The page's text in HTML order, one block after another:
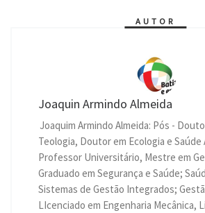
AUTOR
Joaquin Armindo Almeida
Joaquim Armindo Almeida: Pós -
Teologia, Doutor em Ecologia e Saúde
Professor Universitário, Mestre em
Graduado em Segurança e Saúde;
Sistemas de Gestão Integrados;
LIcenciado em Engenharia Mecânica,